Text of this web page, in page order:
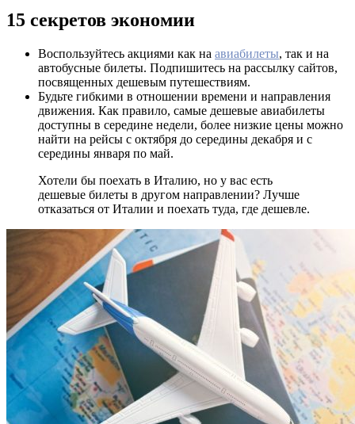
15 секретов экономии
Воспользуйтесь акциями как на авиабилеты, так и на
автобусные билеты. Подпишитесь на рассылку сайтов,
посвященных дешевым путешествиям.
Будьте гибкими в отношении времени и направления
движения. Как правило, самые дешевые авиабилеты
доступны в середине недели, более низкие цены можно
найти на рейсы с октября до середины декабря и с
середины января по май.
Хотели бы поехать в Италию, но у вас есть
дешевые билеты в другом направлении? Лучше
отказаться от Италии и поехать туда, где дешевле.